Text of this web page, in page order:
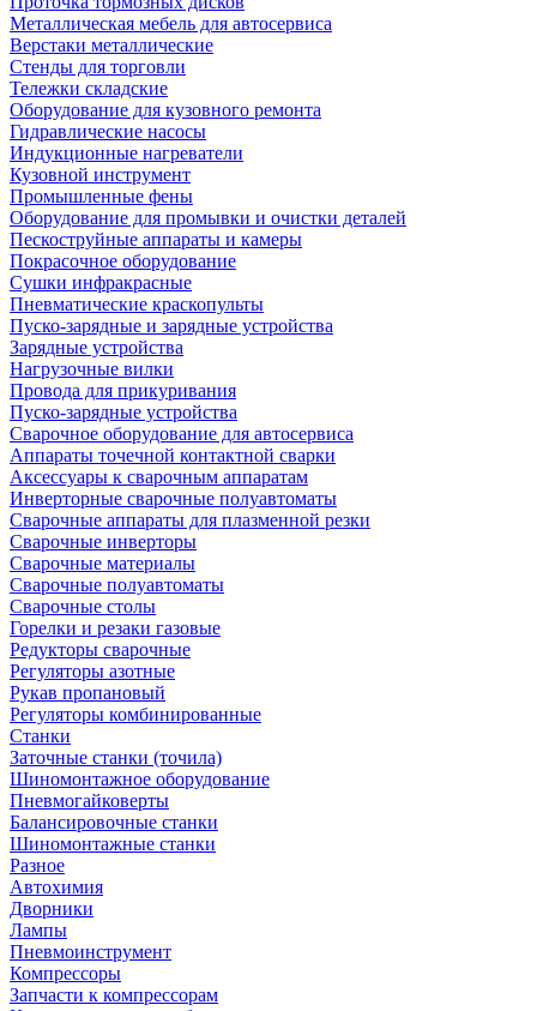
Металлическая мебель для автосервиса
Верстаки металлические
Стенды для торговли
Тележки складские
Оборудование для кузовного ремонта
Гидравлические насосы
Индукционные нагреватели
Кузовной инструмент
Промышленные фены
Оборудование для промывки и очистки деталей
Пескоструйные аппараты и камеры
Покрасочное оборудование
Сушки инфракрасные
Пневматические краскопульты
Пуско-зарядные и зарядные устройства
Зарядные устройства
Нагрузочные вилки
Провода для прикуривания
Пуско-зарядные устройства
Сварочное оборудование для автосервиса
Аппараты точечной контактной сварки
Аксессуары к сварочным аппаратам
Инверторные сварочные полуавтоматы
Сварочные аппараты для плазменной резки
Сварочные инверторы
Сварочные материалы
Сварочные полуавтоматы
Сварочные столы
Горелки и резаки газовые
Редукторы сварочные
Регуляторы азотные
Рукав пропановый
Регуляторы комбинированные
Станки
Заточные станки (точила)
Шиномонтажное оборудование
Пневмогайковерты
Балансировочные станки
Шиномонтажные станки
Разное
Автохимия
Дворники
Лампы
Пневмоинструмент
Компрессоры
Запчасти к компрессорам